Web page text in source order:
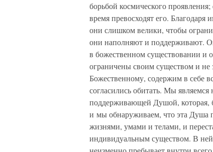
борьбой космического
время превосходят его. Благодаря
они слишком велики, чтобы
они наполняют и поддерживают.
в божественном существовании и
ограничены своим существом и
Божественному, содержим в себе
согласились обитать. Мы
поддерживающей Душой, которая,
и мы обнаруживаем, что эта Душа
жизнями, умами и телами, и
индивидуальным существом. В ней